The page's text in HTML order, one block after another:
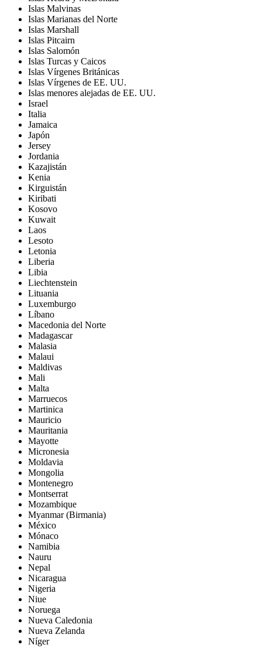
Islas Malvinas
Islas Marianas del Norte
Islas Marshall
Islas Pitcairn
Islas Salomón
Islas Turcas y Caicos
Islas Vírgenes Británicas
Islas Vírgenes de EE. UU.
Islas menores alejadas de EE. UU.
Israel
Italia
Jamaica
Japón
Jersey
Jordania
Kazajistán
Kenia
Kirguistán
Kiribati
Kosovo
Kuwait
Laos
Lesoto
Letonia
Liberia
Libia
Liechtenstein
Lituania
Luxemburgo
Líbano
Macedonia del Norte
Madagascar
Malasia
Malaui
Maldivas
Mali
Malta
Marruecos
Martinica
Mauricio
Mauritania
Mayotte
Micronesia
Moldavia
Mongolia
Montenegro
Montserrat
Mozambique
Myanmar (Birmania)
México
Mónaco
Namibia
Nauru
Nepal
Nicaragua
Nigeria
Niue
Noruega
Nueva Caledonia
Nueva Zelanda
Níger